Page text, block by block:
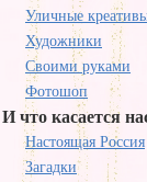
Уличные
Художники
Своими руками
Фотошоп
И что касается
Настоящая Россия
Загадки